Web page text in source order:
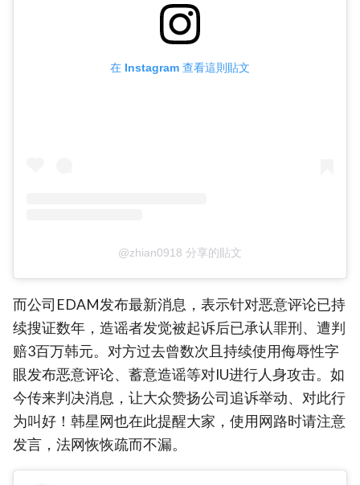
在 Instagram 查看這則貼文
@zhian0918 分享的貼文
而公司EDAM发布最新消息，表示针对恶意评论已持
续搜证数年，造谣者发觉被起诉后已承认罪刑、遭判
赔3百万韩元。对方过去曾数次且持续使用侮辱性字
眼发布恶意评论、蓄意造谣等对IU进行人身攻击。如
今传来判决消息，让大众赞扬公司追诉举动、对此行
为叫好！韩星网也在此提醒大家，使用网路时请注意
发言，法网恢恢疏而不漏。